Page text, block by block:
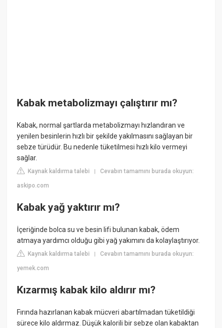
Kabak metabolizmayı çalıştırır mı?
Kabak, normal şartlarda metabolizmayı hızlandıran ve
yenilen besinlerin hızlı bir şekilde yakılmasını sağlayan bir
sebze türüdür. Bu nedenle tüketilmesi hızlı kilo vermeyi
sağlar.
Kaynak kaldırma talebi |Cevabın tamamını burada okuyun:
askipo.com
Kabak yağ yaktırır mı?
İçeriğinde bolca su ve besin lifi bulunan kabak, ödem
atmaya yardımcı olduğu gibi yağ yakımını da kolaylaştırıyor.
Kaynak kaldırma talebi |Cevabın tamamını burada okuyun:
yemek.com
Kızarmış kabak kilo aldırır mı?
Fırında hazırlanan kabak mücveri abartılmadan tüketildiği
sürece kilo aldırmaz. Düşük kalorili bir sebze olan kabaktan